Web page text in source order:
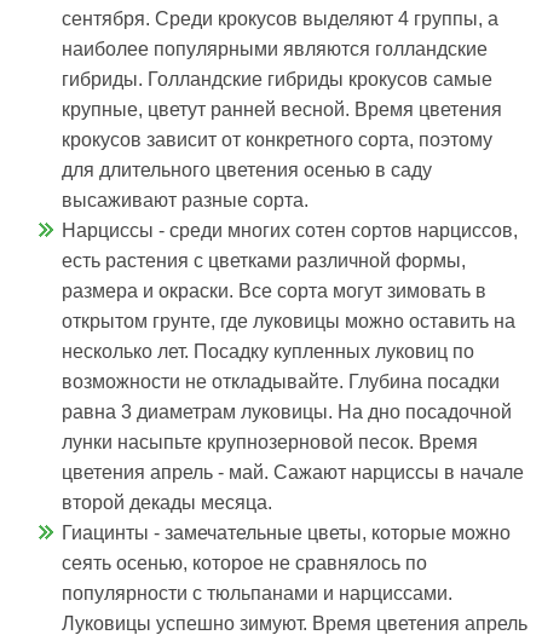
сентября. Среди крокусов выделяют 4 группы, а
наиболее популярными являются голландские
гибриды. Голландские гибриды крокусов самые
крупные, цветут ранней весной. Время цветения
крокусов зависит от конкретного сорта, поэтому
для длительного цветения осенью в саду
высаживают разные сорта.
Нарциссы - среди многих сотен сортов нарциссов,
есть растения с цветками различной формы,
размера и окраски. Все сорта могут зимовать в
открытом грунте, где луковицы можно оставить на
несколько лет. Посадку купленных луковиц по
возможности не откладывайте. Глубина посадки
равна 3 диаметрам луковицы. На дно посадочной
лунки насыпьте крупнозерновой песок. Время
цветения апрель - май. Сажают нарциссы в начале
второй декады месяца.
Гиацинты - замечательные цветы, которые можно
сеять осенью, которое не сравнялось по
популярности с тюльпанами и нарциссами.
Луковицы успешно зимуют. Время цветения апрель